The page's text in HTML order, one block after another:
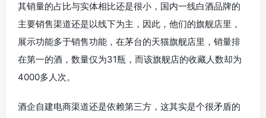
其销量的占比与实体相比还是很小，国内一线白酒品牌的
主要销售渠道还是以线下为主，因此，他们的旗舰店里，
展示功能多于销售功能，在茅台的天猫旗舰店里，销量排
在第一的酒，数量仅为31瓶，而该旗舰店的收藏人数却为
4000多人次。
酒企自建电商渠道还是依赖第三方，这其实是个很矛盾的